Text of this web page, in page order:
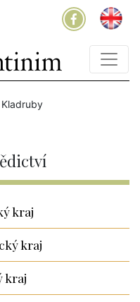
Kladruby
kraj
kraj
kraj